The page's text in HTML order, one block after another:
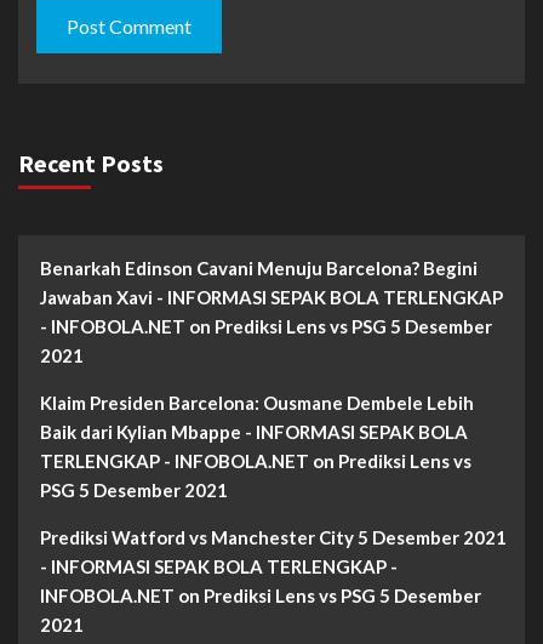
Recent Posts
Benarkah Edinson Cavani Menuju Barcelona? Begini
Jawaban Xavi - INFORMASI SEPAK BOLA TERLENGKAP
- INFOBOLA.NET on Prediksi Lens vs PSG 5 Desember
2021
Klaim Presiden Barcelona: Ousmane Dembele Lebih
Baik dari Kylian Mbappe - INFORMASI SEPAK BOLA
TERLENGKAP - INFOBOLA.NET on Prediksi Lens vs
PSG 5 Desember 2021
Prediksi Watford vs Manchester City 5 Desember 2021
- INFORMASI SEPAK BOLA TERLENGKAP -
INFOBOLA.NET on Prediksi Lens vs PSG 5 Desember
2021